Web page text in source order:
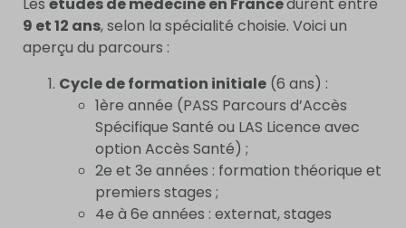
9 et 12 ans, selon la spécialité choisie. Voici un
aperçu du parcours :
Cycle de formation initiale (6 ans) :
1ère année (PASS Parcours d’Accès
Spécifique Santé ou LAS Licence avec
option Accès Santé) ;
2e et 3e années : formation théorique et
premiers stages ;
4e à 6e années : externat, stages